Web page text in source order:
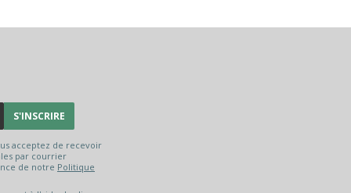
S'INSCRIRE
acceptez de recevoir
par courrier
de notre Politique